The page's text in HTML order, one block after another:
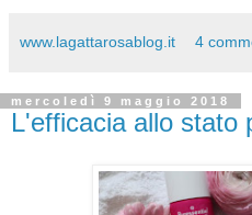
www.lagattarosablog.it 4
mercoledì 9 maggio 2018
L'efficacia allo stato